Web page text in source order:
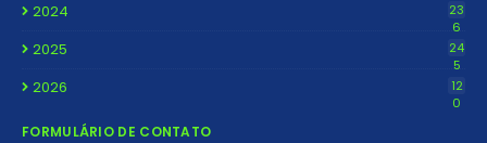
2024
23
6
2025
24
5
2026
12
0
FORMULÁRIO DE CONTATO